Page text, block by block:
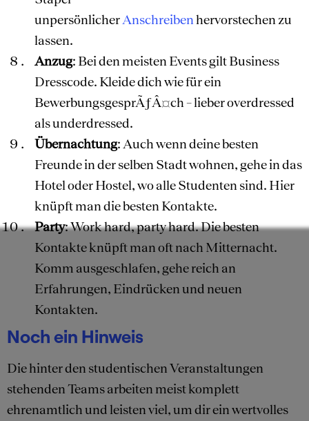
unpersönlicher Anschreibenhervorstechen zu
lassen.
Anzug: Bei den meisten Events gilt Business
Dresscode. Kleide dich wie für ein
BewerbungsgesprÃƒÂ¤ch – lieber overdressed
als underdressed.
Übernachtung: Auch wenn deine besten
Freunde in der selben Stadt wohnen, gehe in das
Hotel oder Hostel, wo alle Studenten sind. Hier
knüpft man die besten Kontakte.
Party: Work hard, party hard. Die besten
Kontakte knüpft man oft nach Mitternacht.
Komm ausgeschlafen, gehe reich an
Erfahrungen, Eindrücken und neuen
Kontakten.
Noch ein Hinweis
Die hinter den studentischen Veranstaltungen
stehenden Teams arbeiten meist komplett
ehrenamtlich und leisten viel, um dir ein wertvolles